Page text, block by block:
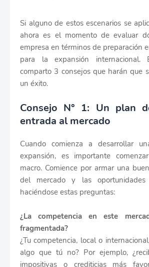
Si alguno de estos escenarios se
ahora es el momento de evaluar
empresa en términos de preparación
para la expansión internacional.
comparto 3 consejos que harán que
un éxito.
Consejo N° 1: Un plan
entrada al mercado
Cuando comienza a desarrollar
expansión, es importante
macro. Comience por armar una
del mercado y las oportunidades
haciéndose estas preguntas:
¿La competencia en este
fragmentada?
¿Tu competencia, local o
algo que tú no? Por ejemplo,
impositivas o crediticias más